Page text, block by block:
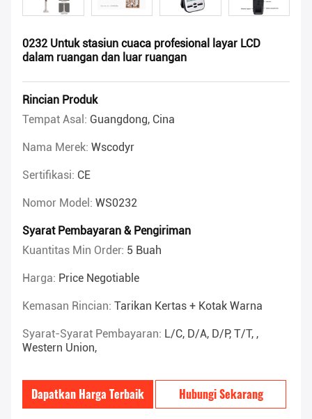
0232 Untuk stasiun cuaca profesional layar LCD
dalam ruangan dan luar ruangan
Rincian Produk
Tempat Asal: Guangdong, Cina
Nama Merek: Wscodyr
Sertifikasi: CE
Nomor Model: WS0232
Syarat Pembayaran & Pengiriman
Kuantitas Min Order: 5 Buah
Harga: Price Negotiable
Kemasan Rincian: Tarikan Kertas + Kotak Warna
Syarat-Syarat Pembayaran: L/C, D/A, D/P, T/T, ,
Western Union,
Dapatkan Harga Terbaik Hubungi Sekarang